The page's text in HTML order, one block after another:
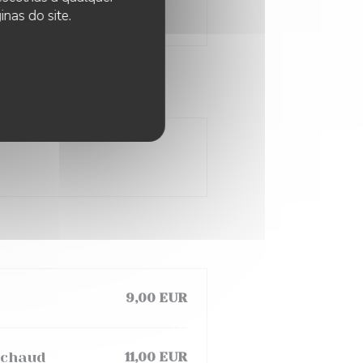
do site.
9,00 EUR
11,00 EUR